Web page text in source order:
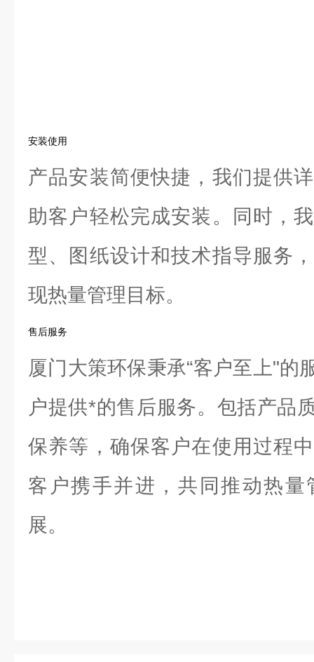
安装使用
产品安装简便快捷，我们提供
助客户轻松完成安装。同时，
型、图纸设计和技术指导服务
现热量管理目标。
售后服务
厦门大策环保秉承“客户至上"的
户提供*的售后服务。包括产品
保养等，确保客户在使用过程
客户携手并进，共同推动热
展。